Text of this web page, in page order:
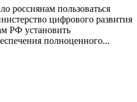
россиянам пользоваться
цифрового развития
РФ установить
полноценного...